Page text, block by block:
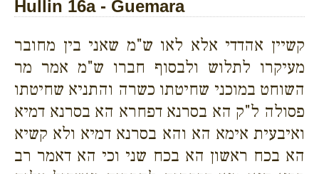
Hullin 16a - Guemara
קשיין אהדדי אלא לאו ש"מ שאני בין מחובר
מעיקרו לתלוש ולבסוף חברו ש"מ אמר מר
השוחט במוכני שחיטתו כשרה והתניא שחיטתו
פסולה ל"ק הא בסרנא דפחרא הא בסרנא דמיא
ואיבעית אימא הא והא בסרנא דמיא ולא קשיא
הא בכח ראשון הא בכח שני וכי הא דאמר רב